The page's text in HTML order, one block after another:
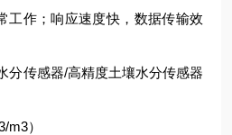
工作；响应速度快，数据传输效
分传感器/高精度土壤水分传感器
）